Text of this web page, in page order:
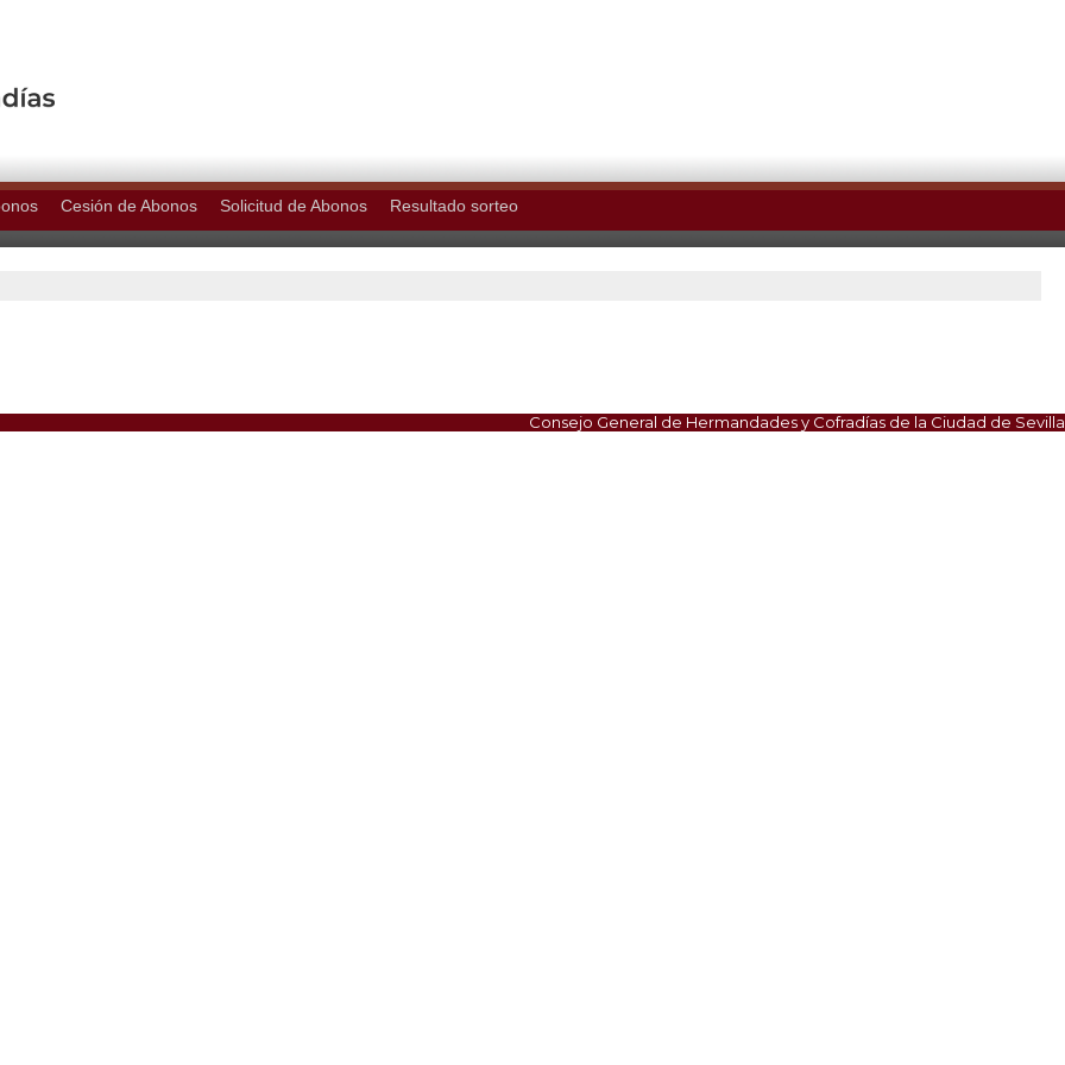
Cesión de Abonos Solicitud de Abonos Resultado sorteo
Consejo General de Hermandades y Cofradías de la Ciudad de Sevilla